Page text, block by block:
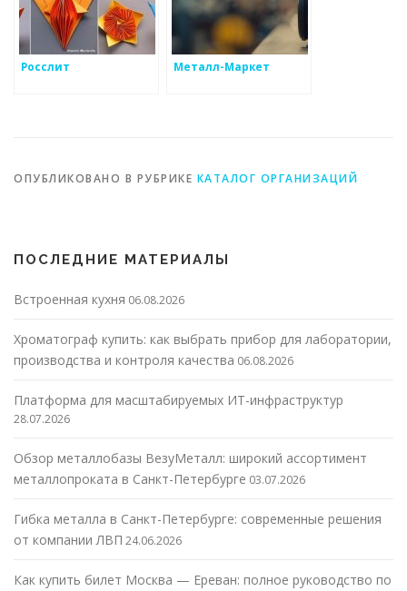
Росслит Металл-Маркет
ОПУБЛИКОВАНО В РУБРИКЕ КАТАЛОГ ОРГАНИЗАЦИЙ
ПОСЛЕДНИЕ МАТЕРИАЛЫ
Встроенная кухня 06.08.2026
Хроматограф купить: как выбрать прибор для лаборатории,
производства и контроля качества 06.08.2026
Платформа для масштабируемых ИТ-инфраструктур
28.07.2026
Обзор металлобазы ВезуМеталл: широкий ассортимент
металлопроката в Санкт-Петербурге 03.07.2026
Гибка металла в Санкт-Петербурге: современные решения
от компании ЛВП 24.06.2026
Как купить билет Москва — Ереван: полное руководство по